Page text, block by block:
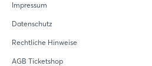
Impressum
Datenschutz
Rechtliche Hinweise
AGB Ticketshop